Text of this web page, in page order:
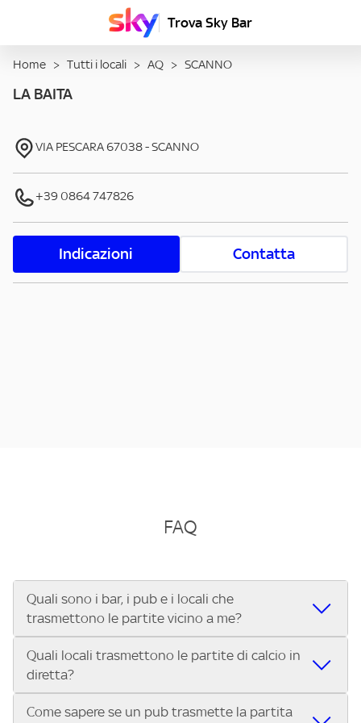
Trova Sky Bar
Home > Tutti i locali > AQ > SCANNO
LA BAITA
VIA PESCARA67038-SCANNO
+39 0864 747826
Indicazioni Contatta
FAQ
Quali sono i bar, i pub e i locali che
trasmettono le partite vicino a me?
Se cerchi un bar, pub, ristorante o locale vicino a te per
vedere le partite di Serie A ENILIVE, la Serie C Sky Wifi, la
UEFA Champions League, la UEFA Europa League, la UEFA
Conference League, il Tennis, la Formula 1®, la MotoGP™ e
Quali locali trasmettono le partite di calcio in
diretta?
Vuoi sapere quali bar, pub o ristoranti mostrano le partite
Come sapere se un pub trasmette la partita